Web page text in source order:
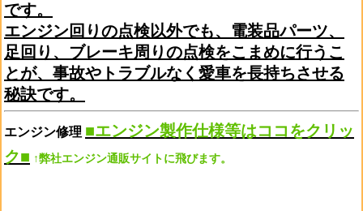
です。
エンジン回りの点検以外でも、電装品パーツ、
足回り、ブレーキ周りの点検をこまめに行うこ
とが、事故やトラブルなく愛車を長持ちさせる
秘訣です。
エンジン修理 ■エンジン製作仕様等はココをクリッ
ク■ ↑弊社エンジン通販サイトに飛びます。